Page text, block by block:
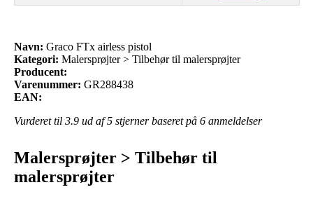
Navn: Graco FTx airless pistol
Kategori: Malersprøjter > Tilbehør til malersprøjter
Producent:
Varenummer: GR288438
EAN:
Vurderet til 3.9 ud af 5 stjerner baseret på 6 anmeldelser
Malersprøjter > Tilbehør til
malersprøjter